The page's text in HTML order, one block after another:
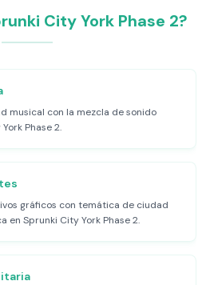
City York Phase 2?
musical con la mezcla de sonido
Phase 2.
gráficos con temática de ciudad
en Sprunki City York Phase 2.